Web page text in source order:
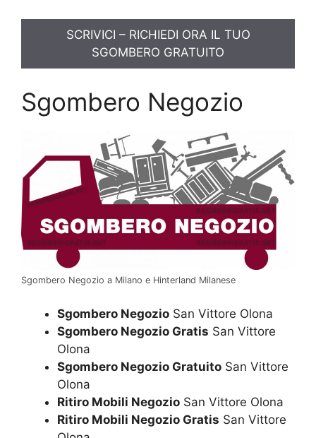
SCRIVICI – RICHIEDI ORA IL TUO
SGOMBERO GRATUITO
Sgombero Negozio
Sgombero Negozio a Milano e Hinterland Milanese
Sgombero Negozio San Vittore Olona
Sgombero Negozio Gratis San Vittore
Olona
Sgombero Negozio Gratuito San Vittore
Olona
Ritiro Mobili Negozio San Vittore Olona
Ritiro Mobili Negozio Gratis San Vittore